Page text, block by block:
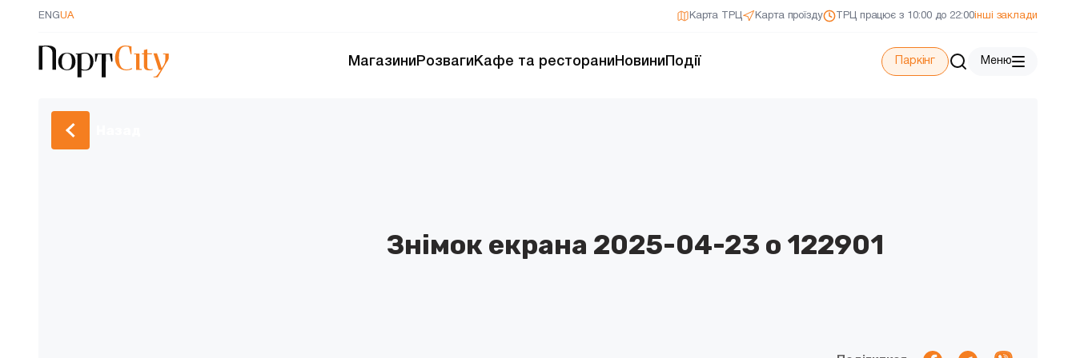
ENGUA Карта ТРЦ Карта проїзду ТРЦ працює з 10:00 до 22:00інші заклади
Магазини Розваги Кафе та ресторани Новини Події Паркінг Меню
Знімок екрана 2025-04-23 о 122901